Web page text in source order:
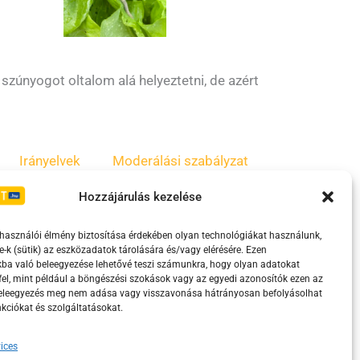
Hozzájárulás kezelése
élmény biztosítása érdekében olyan technológiákat használunk,
k (sütik) az eszközadatok tárolására és/vagy elérésére. Ezen
való beleegyezése lehetővé teszi számunkra, hogy olyan adatokat
mint például a böngészési szokások vagy az egyedi azonosítók ezen az
meg nem adása vagy visszavonása hátrányosan befolyásolhat
és szolgáltatásokat.
oltalom alá helyeztetni, de azért
Irányelvek Moderálási szabályzat
támogatja.